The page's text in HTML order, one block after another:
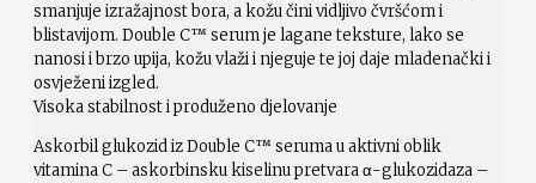
smanjuje izražajnost bora, a kožu čini vidljivo čvršćom i
blistavijom. Double C™ serum je lagane teksture, lako se
nanosi i brzo upija, kožu vlaži i njeguje te joj daje mladenački i
osvježeni izgled.
Visoka stabilnost i produženo djelovanje
Askorbil glukozid iz Double C™ seruma u aktivni oblik
vitamina C – askorbinsku kiselinu pretvara α-glukozidaza –